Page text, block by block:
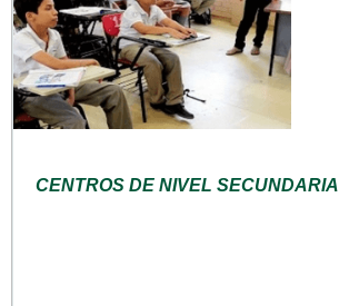
CENTROS DE NIVEL SECUNDARIA